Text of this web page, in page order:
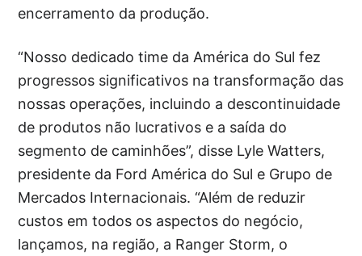
encerramento da produção.
“Nosso dedicado time da América do Sul fez
progressos significativos na transformação das
nossas operações, incluindo a descontinuidade
de produtos não lucrativos e a saída do
segmento de caminhões”, disse Lyle Watters,
presidente da Ford América do Sul e Grupo de
Mercados Internacionais. “Além de reduzir
custos em todos os aspectos do negócio,
lançamos, na região, a Ranger Storm, o